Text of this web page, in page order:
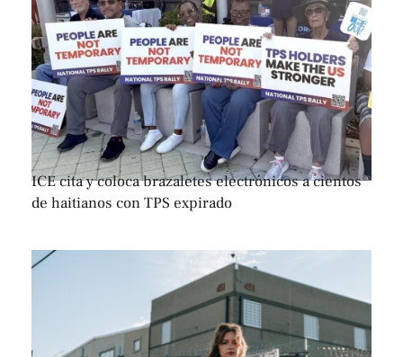
ICE cita y coloca brazaletes electrónicos a cientos
de haitianos con TPS expirado